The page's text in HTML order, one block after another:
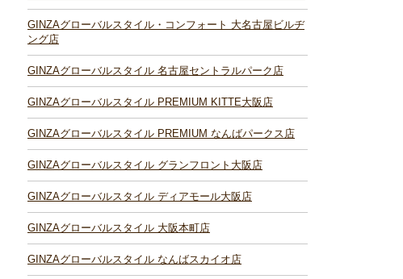
GINZAグローバルスタイル・コンフォート 大名古屋ビルヂ
ング店
GINZAグローバルスタイル 名古屋セントラルパーク店
GINZAグローバルスタイル PREMIUM KITTE大阪店
GINZAグローバルスタイル PREMIUM なんばパークス店
GINZAグローバルスタイル グランフロント大阪店
GINZAグローバルスタイル ディアモール大阪店
GINZAグローバルスタイル 大阪本町店
GINZAグローバルスタイル なんばスカイオ店